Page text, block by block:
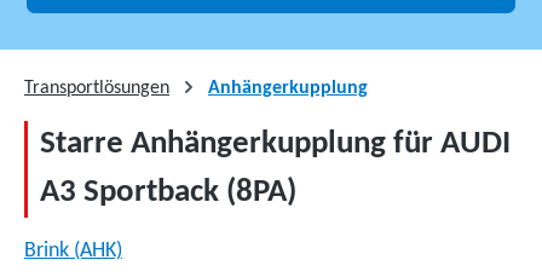
Transportlösungen Anhängerkupplung
Starre Anhängerkupplung für AUDI
A3 Sportback (8PA)
Brink (AHK)